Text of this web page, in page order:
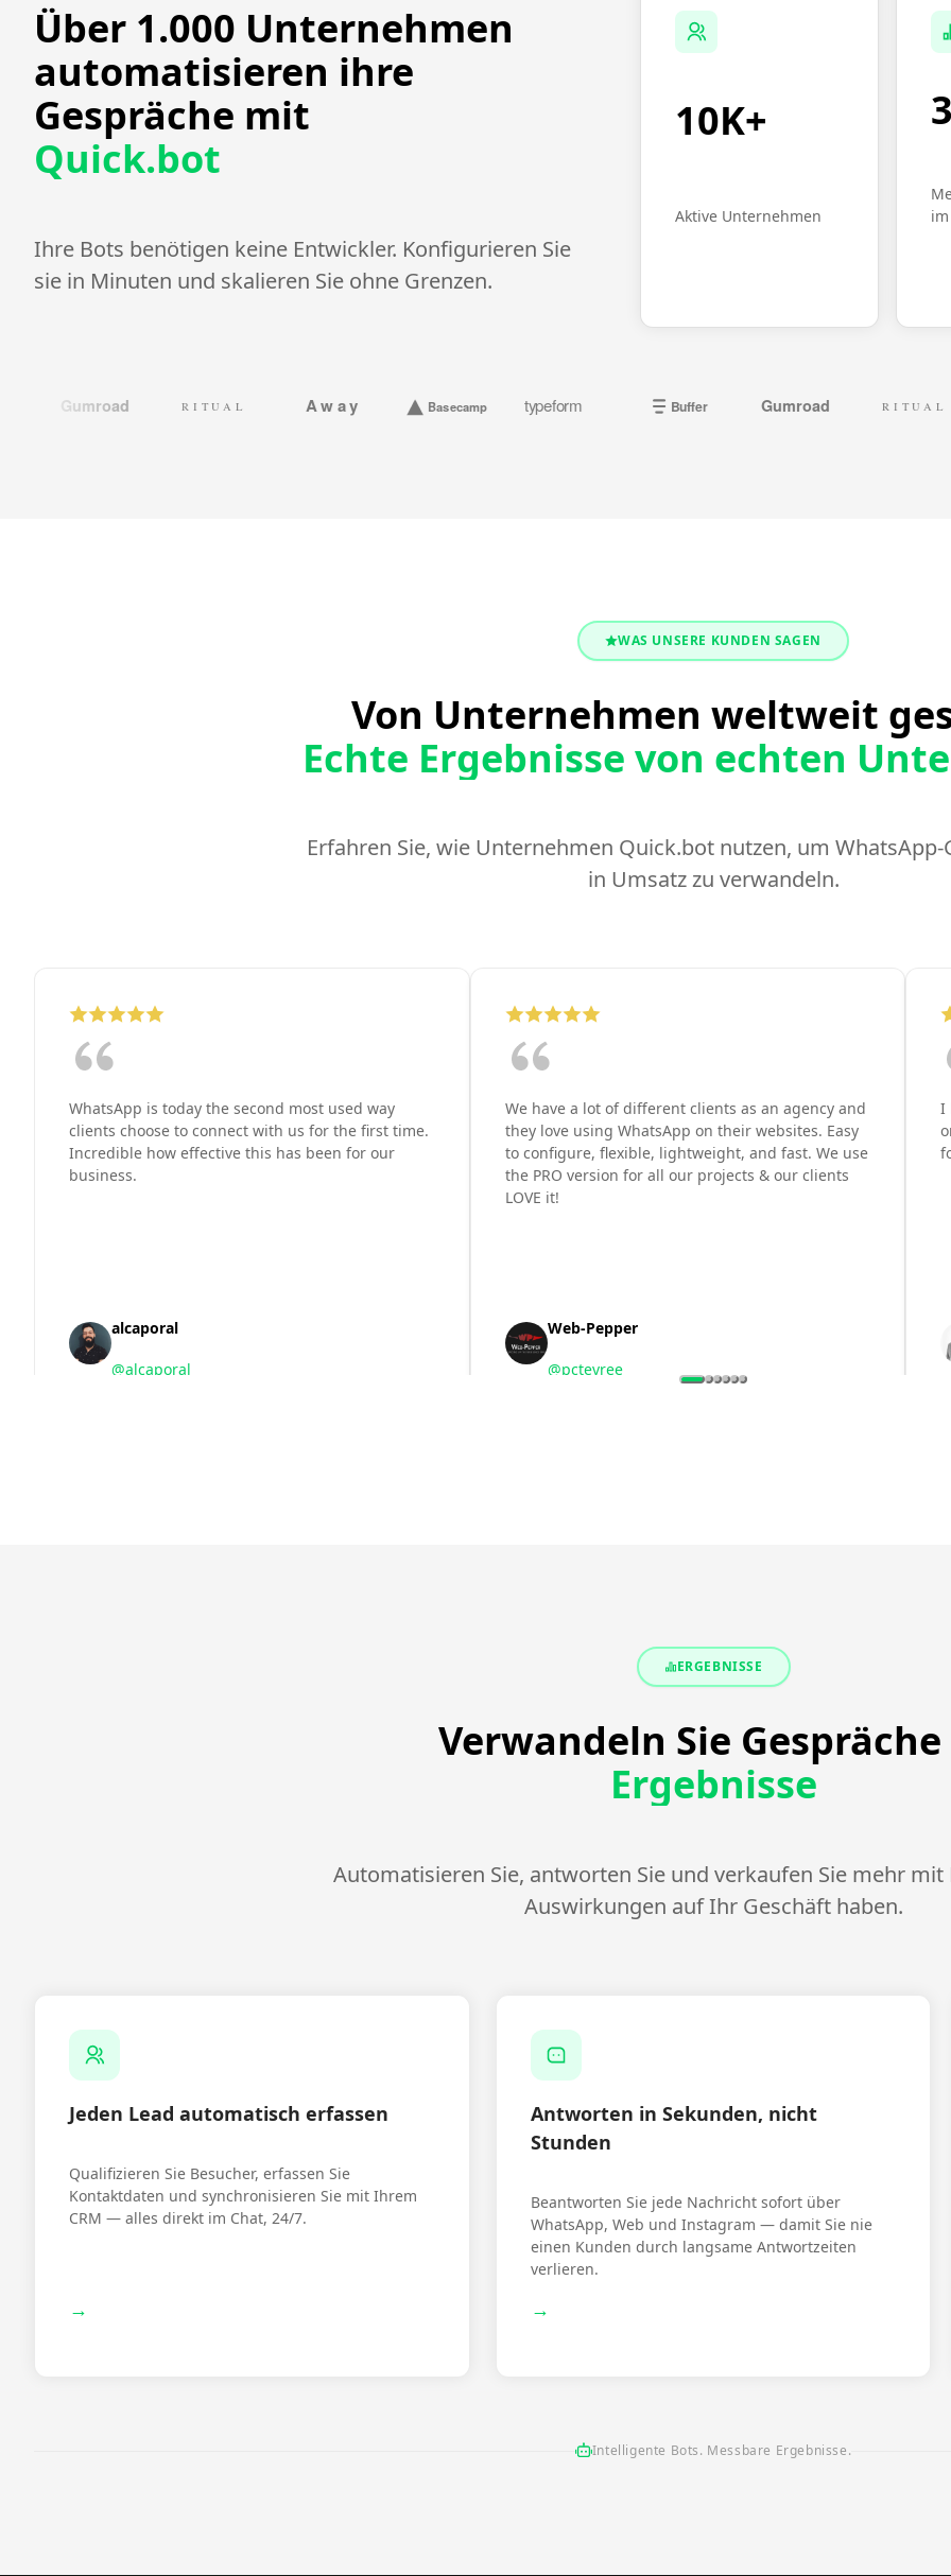
Über 1.000 Unternehmen
automatisieren ihre
Gespräche mit
Quick.bot
Ihre Bots benötigen keine Entwickler. Konfigurieren Sie
sie in Minuten und skalieren Sie ohne Grenzen.
10K+
Aktive Unternehmen
Gumroad RITUAL Basecamp typeform Gumroad RITUAL
WAS UNSERE KUNDEN SAGEN
Von Unternehmen weltweit
Echte Ergebnisse von echten
Erfahren Sie, wie Unternehmen Quick.bot nutzen, um
in Umsatz zu verwandeln.
WhatsApp is today the second most used way
clients choose to connect with us for the first time.
Incredible how effective this has been for our
business.
alcaporal
@alcaporal
We have a lot of different clients as an agency and
they love using WhatsApp on their websites. Easy
to configure, flexible, lightweight, and fast. We use
the PRO version for all our projects & our clients
LOVE it!
Web-Pepper
@pctevree
I
ERGEBNISSE
Verwandeln Sie
Ergebnisse
Automatisieren Sie, antworten Sie und verkaufen Sie mehr mit
Auswirkungen auf Ihr Geschäft haben.
Jeden Lead automatisch erfassen
Qualifizieren Sie Besucher, erfassen Sie
Kontaktdaten und synchronisieren Sie mit Ihrem
CRM — alles direkt im Chat, 24/7.
→
Antworten in Sekunden, nicht
Stunden
Beantworten Sie jede Nachricht sofort über
WhatsApp, Web und Instagram — damit Sie nie
einen Kunden durch langsame Antwortzeiten
verlieren.
→
Intelligente Bots. Messbare Ergebnisse.